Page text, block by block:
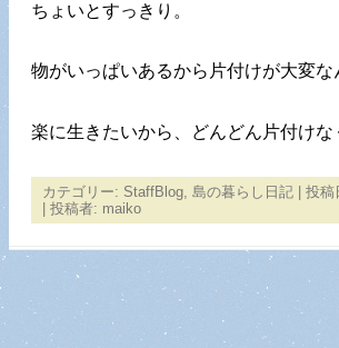
ちょいとすっきり。
物がいっぱいあるから片付けが大変な
楽に生きたいから、どんどん片付けな
カテゴリー: StaffBlog, 島の暮らし日記 | 投稿
投稿者: maiko